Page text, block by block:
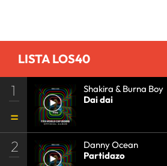
LISTA LOS40
1
Shakira & Burna Boy
Dai dai
2
Danny Ocean
Partidazo